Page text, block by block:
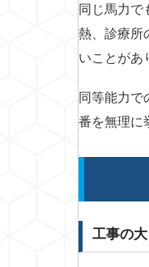
同じ馬力で
熱、診療所
いことがあ
同等能力で
番を無理に
工事の